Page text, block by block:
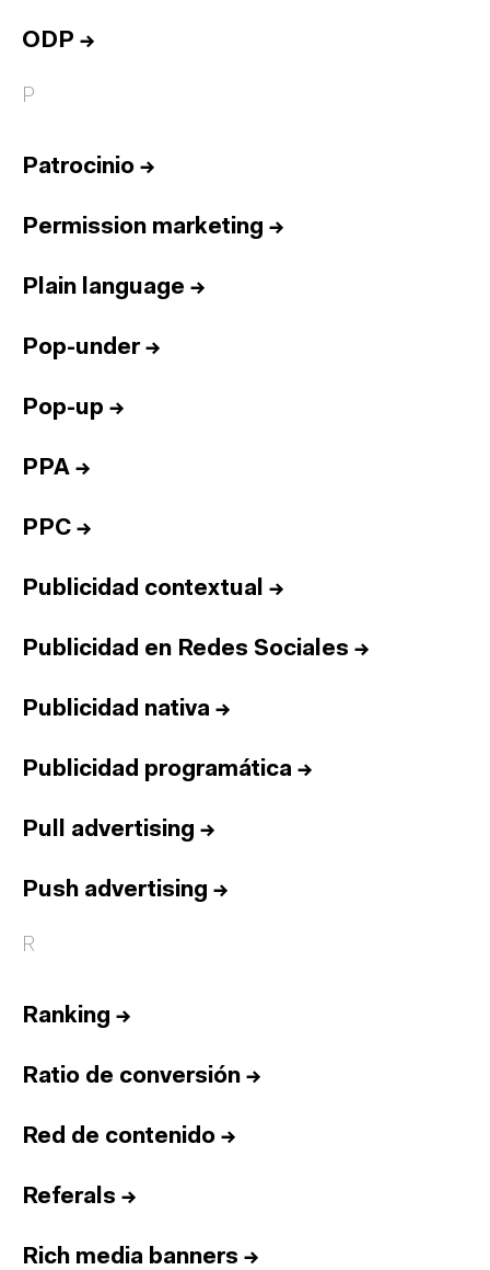
ODP →
P
Patrocinio →
Permission marketing →
Plain language →
Pop-under→
Pop-up →
PPA →
PPC →
Publicidad contextual →
Publicidad en Redes Sociales →
Publicidad nativa →
Publicidad programática →
Pull advertising →
Push advertising →
R
Ranking →
Ratio de conversión →
Red de contenido →
Referals →
Rich media banners →